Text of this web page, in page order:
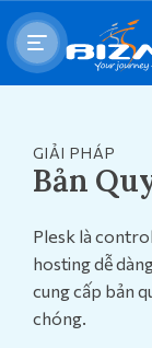
GIẢI PHÁP
Bản
Plesk là
hosting dễ
cung cấp bản
chóng.